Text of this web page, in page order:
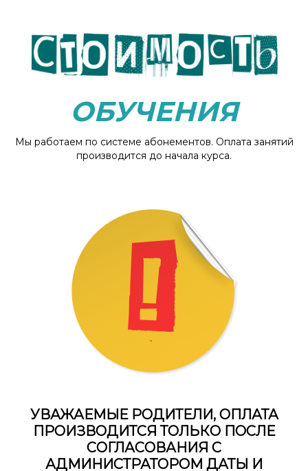
ОБУЧЕНИЯ
Мы работаем по системе абонементов. Оплата занятий
производится до начала курса.
УВАЖАЕМЫЕ РОДИТЕЛИ, ОПЛАТА
ПРОИЗВОДИТСЯ ТОЛЬКО ПОСЛЕ
СОГЛАСОВАНИЯ С
АДМИНИСТРАТОРОМ ДАТЫ И